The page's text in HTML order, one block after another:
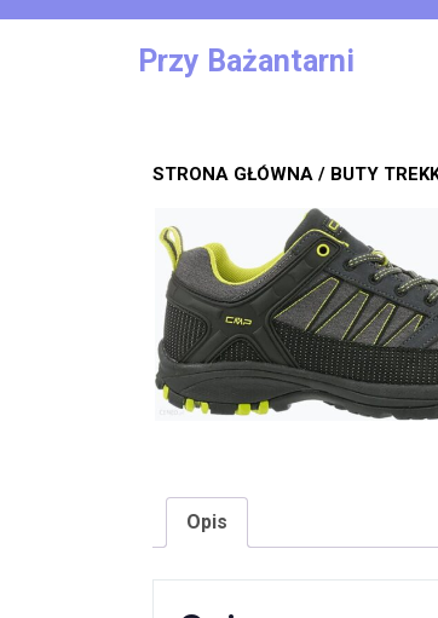
Przy Bażantarni
STRONA GŁÓWNA / BUTY
Opis